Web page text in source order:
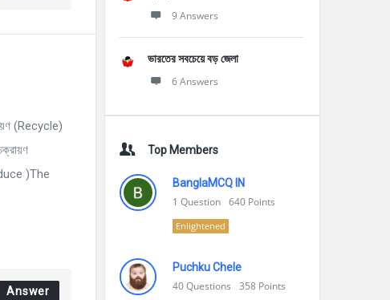
(Recycle)
)The
Answer
9 Answers
ভারতের সবচেয়ে বড় জেলা
6 Answers
Top Members
BanglaMCQ IN
1 Question 640 Points
Enlightened
Puchku Chele
40Questions 358 Points